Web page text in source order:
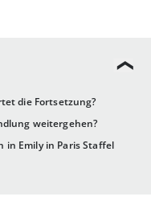
die Fortsetzung?
weitergehen?
in Emily in Paris Staffel